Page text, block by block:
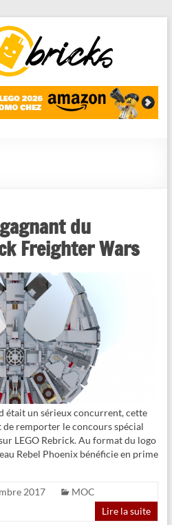
du
Freighter Wars
était un sérieux concurrent, cette
remporter le concours spécial
LEGO Rebrick. Au format du logo
Rebel Phoenix bénéficie en prime
2017
MOC
Lire la suite